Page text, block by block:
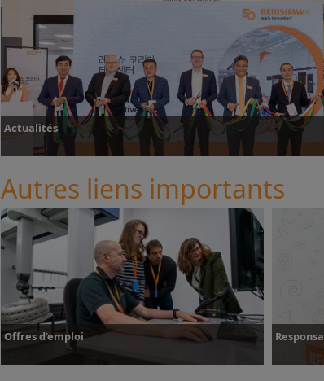
Actualités
Actualités
Autres liens importants
Offres d’emploi